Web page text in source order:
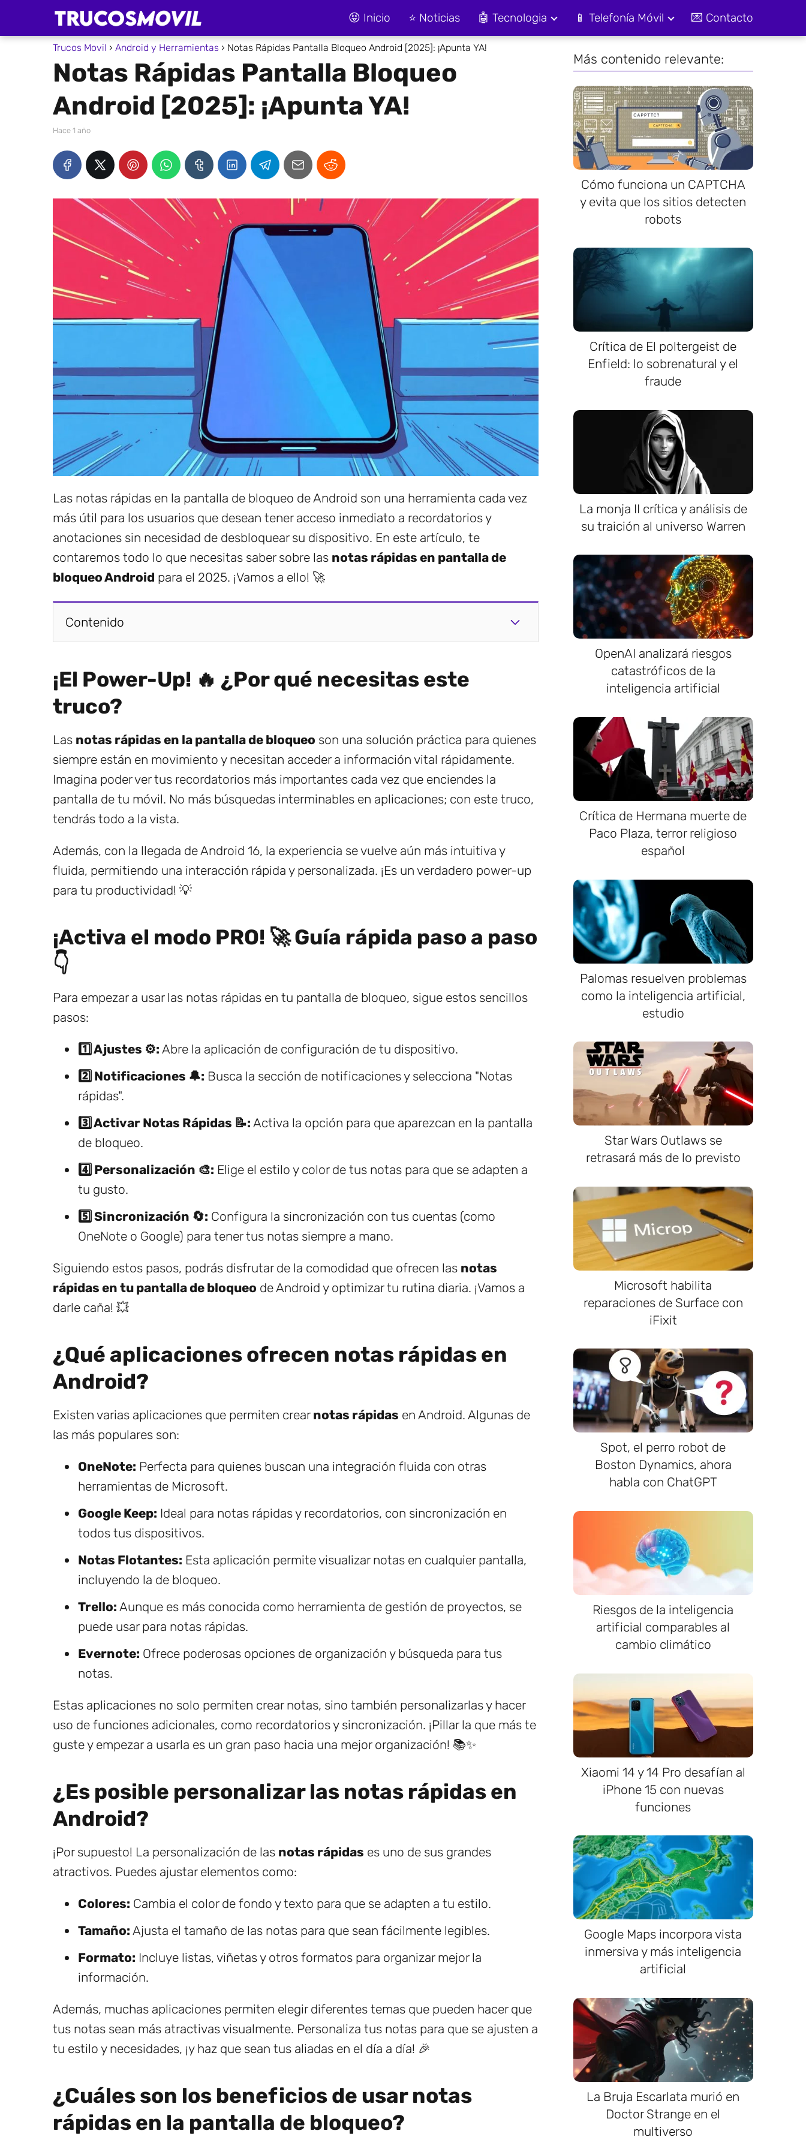
😝 Inicio ⭐ Noticias 🤖 Tecnologia 📱 Telefonía Móvil 💌 Contacto
Trucos Movil Android y Herramientas Notas Rápidas Pantalla Bloqueo Android [2025]: ¡Apunta YA!
Notas Rápidas Pantalla Bloqueo
Android [2025]: ¡Apunta YA!
hace 1 año
Las notas rápidas en la pantalla de bloqueo de Android son una herramienta cada vez
más útil para los usuarios que desean tener acceso inmediato a recordatorios y
anotaciones sin necesidad de desbloquear su dispositivo. En este artículo, te
contaremos todo lo que necesitas saber sobre las notas rápidas en pantalla de
bloqueo Android para el 2025. ¡Vamos a ello! 🚀
Contenido
¡El Power-Up! 🔥 ¿Por qué necesitas este
truco?
Las notas rápidas en la pantalla de bloqueo son una solución práctica para quienes
siempre están en movimiento y necesitan acceder a información vital rápidamente.
Imagina poder ver tus recordatorios más importantes cada vez que enciendes la
pantalla de tu móvil. No más búsquedas interminables en aplicaciones; con este truco,
tendrás todo a la vista.
Además, con la llegada de Android 16, la experiencia se vuelve aún más intuitiva y
fluida, permitiendo una interacción rápida y personalizada. ¡Es un verdadero power-up
para tu productividad! 💡
¡Activa el modo PRO! 🚀 Guía rápida paso a paso
👇
Para empezar a usar las notas rápidas en tu pantalla de bloqueo, sigue estos sencillos
pasos:
1️⃣ Ajustes ⚙️: Abre la aplicación de configuración de tu dispositivo.
2️⃣ Notificaciones 🔔: Busca la sección de notificaciones y selecciona "Notas
rápidas".
3️⃣ Activar Notas Rápidas 📝: Activa la opción para que aparezcan en la pantalla
de bloqueo.
4️⃣ Personalización 🎨: Elige el estilo y color de tus notas para que se adapten a
tu gusto.
5️⃣ Sincronización 🔄: Configura la sincronización con tus cuentas (como
OneNote o Google) para tener tus notas siempre a mano.
Siguiendo estos pasos, podrás disfrutar de la comodidad que ofrecen las notas
rápidas en tu pantalla de bloqueo de Android y optimizar tu rutina diaria. ¡Vamos a
darle caña! 💥
¿Qué aplicaciones ofrecen notas rápidas en
Android?
Existen varias aplicaciones que permiten crear notas rápidas en Android. Algunas de
las más populares son:
OneNote: Perfecta para quienes buscan una integración fluida con otras
herramientas de Microsoft.
Google Keep: Ideal para notas rápidas y recordatorios, con sincronización en
todos tus dispositivos.
Notas Flotantes: Esta aplicación permite visualizar notas en cualquier pantalla,
incluyendo la de bloqueo.
Trello: Aunque es más conocida como herramienta de gestión de proyectos, se
puede usar para notas rápidas.
Evernote: Ofrece poderosas opciones de organización y búsqueda para tus
notas.
Estas aplicaciones no solo permiten crear notas, sino también personalizarlas y hacer
uso de funciones adicionales, como recordatorios y sincronización. ¡Pillar la que más te
guste y empezar a usarla es un gran paso hacia una mejor organización! 📚✨
¿Es posible personalizar las notas rápidas en
Android?
¡Por supuesto! La personalización de las notas rápidas es uno de sus grandes
atractivos. Puedes ajustar elementos como:
Colores: Cambia el color de fondo y texto para que se adapten a tu estilo.
Tamaño: Ajusta el tamaño de las notas para que sean fácilmente legibles.
Formato: Incluye listas, viñetas y otros formatos para organizar mejor la
información.
Además, muchas aplicaciones permiten elegir diferentes temas que pueden hacer que
tus notas sean más atractivas visualmente. Personaliza tus notas para que se ajusten a
tu estilo y necesidades, ¡y haz que sean tus aliadas en el día a día! 🎉
¿Cuáles son los beneficios de usar notas
rápidas en la pantalla de bloqueo?
Más contenido relevante:
Cómo funciona un CAPTCHA
y evita que los sitios detecten
robots
Crítica de El poltergeist de
Enfield: lo sobrenatural y el
fraude
La monja II crítica y análisis de
su traición al universo Warren
OpenAI analizará riesgos
catastróficos de la
inteligencia artificial
Crítica de Hermana muerte de
Paco Plaza, terror religioso
español
Palomas resuelven problemas
como la inteligencia artificial,
estudio
Star Wars Outlaws se
retrasará más de lo previsto
Microsoft habilita
reparaciones de Surface con
iFixit
Spot, el perro robot de
Boston Dynamics, ahora
habla con ChatGPT
Riesgos de la inteligencia
artificial comparables al
cambio climático
Xiaomi 14 y 14 Pro desafían al
iPhone 15 con nuevas
funciones
Google Maps incorpora vista
inmersiva y más inteligencia
artificial
La Bruja Escarlata murió en
Doctor Strange en el
multiverso